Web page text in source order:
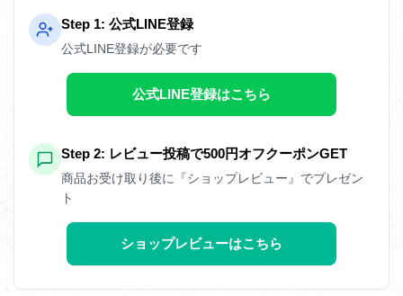
Step 1: 公式LINE登録
公式LINE登録が必要です
公式LINE登録はこちら
Step 2: レビュー投稿で500円オフクーポンGET
商品お受け取り後に『ショップレビュー』でプレゼン
ト
ショップレビューはこちら